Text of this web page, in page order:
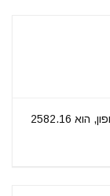
הי, מדוע המחיר שאני מקבלת, לאחר מימוש הקופון, הוא 2582.16